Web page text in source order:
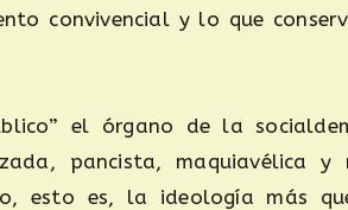
convivencial y lo que
el órgano de la
pancista, maquiavélica
esto es, la ideología más